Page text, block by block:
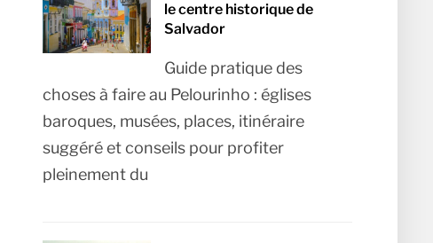
le centre historique de
Salvador
Guide pratique des
choses à faire au Pelourinho : églises
baroques, musées, places, itinéraire
suggéré et conseils pour profiter
pleinement du